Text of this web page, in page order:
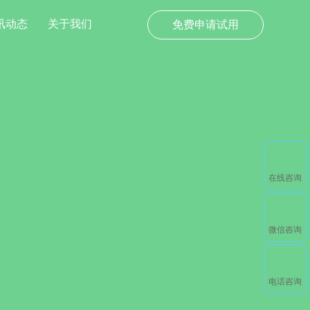
免费申请试用
动态 关于我们
在线咨询
微信咨询
电话咨询